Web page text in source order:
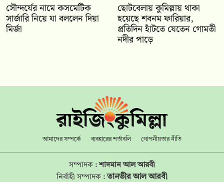
সৌন্দর্যের নামে কসমেটিক
সার্জারি নিয়ে যা বললেন দিয়া
মির্জা
ছোটবেলায় কুমিল্লায় থাকা
হয়েছে শবনম ফারিয়ার,
প্রতিদিন হাঁটতে যেতেন গোমতী
নদীর পাড়ে
আমাদের সম্পর্কে ব্যবহারের শর্তাবলি গোপনীয়তার নীতি
সম্পাদক :শাদমান আল আরবী
নির্বাহী সম্পাদক : তানভীর আল আরবী